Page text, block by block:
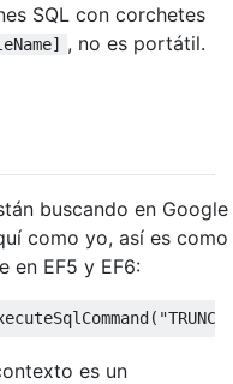
SQL con corchetes
, no es portátil.
buscando en Google
como yo, así es como
en EF5 y EF6:
(
es un